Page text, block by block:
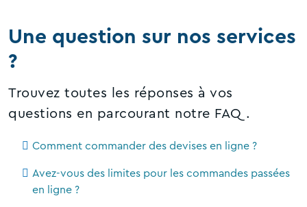
Une question sur nos services
?
Trouvez toutes les réponses à vos
questions en parcourant notre FAQ.
Comment commander des devises en ligne ?
Avez-vous des limites pour les commandes passées
en ligne ?